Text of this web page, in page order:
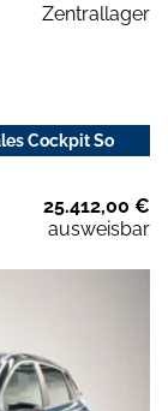
Zentrallager
Cockpit So
25.412,00 €
ausweisbar